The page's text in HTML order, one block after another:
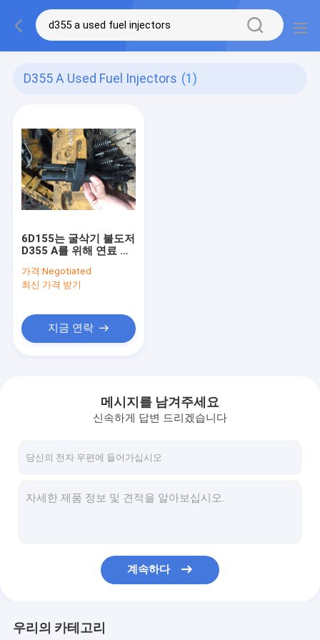
D355 A Used Fuel Injectors (1)
6D155는 굴삭기 불도저
D355 A를 위해 연료 인
11-3104를 사용했습니
다
가격:Negotiated
최신 가격 받기
지금 연락
메시지를 남겨주세요
신속하게 답변 드리겠습니다
계속하다
우리의 카테고리